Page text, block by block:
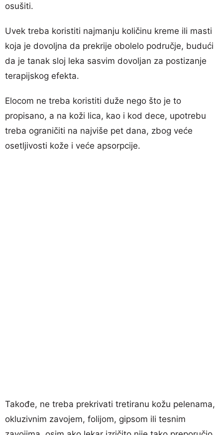
osušiti.
Uvek treba koristiti najmanju količinu kreme ili masti
koja je dovoljna da prekrije obolelo područje, budući
da je tanak sloj leka sasvim dovoljan za postizanje
terapijskog efekta.
Elocom ne treba koristiti duže nego što je to
propisano, a na koži lica, kao i kod dece, upotrebu
treba ograničiti na najviše pet dana, zbog veće
osetljivosti kože i veće apsorpcije.
Takođe, ne treba prekrivati tretiranu kožu pelenama,
okluzivnim zavojem, folijom, gipsom ili tesnim